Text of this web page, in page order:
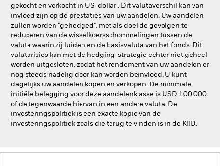
gekocht en verkocht in US-dollar . Dit valutaverschil kan van
invloed zijn op de prestaties van uw aandelen. Uw aandelen
zullen worden "gehedged", met als doel de gevolgen te
reduceren van de wisselkoersschommelingen tussen de
valuta waarin zij luiden en de basisvaluta van het fonds. Dit
valutarisico kan met de hedging-strategie echter niet geheel
worden uitgesloten, zodat het rendement van uw aandelen er
nog steeds nadelig door kan worden beïnvloed. U kunt
dagelijks uw aandelen kopen en verkopen. De minimale
initiële belegging voor deze aandelenklasse is USD 100.000
of de tegenwaarde hiervan in een andere valuta. De
investeringspolitiek is een exacte kopie van de
investeringspolitiek zoals die terug te vinden is in de KIID.